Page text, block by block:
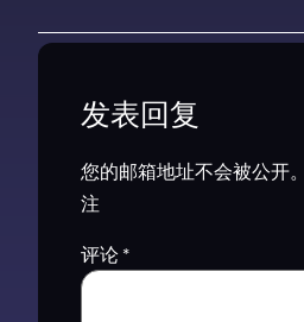
发表回复
您的邮箱地址不会被公开。
注
评论 *